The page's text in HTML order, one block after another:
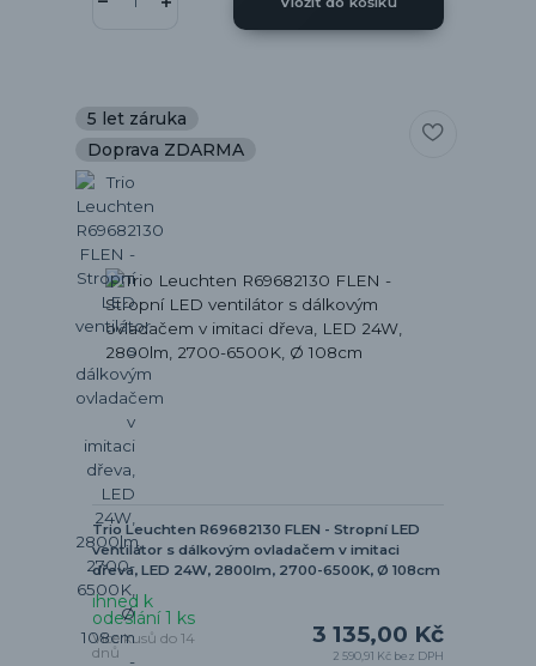
5 let záruka
Doprava ZDARMA
Trio Leuchten R69682130 FLEN - Stropní LED
ventilátor s dálkovým ovladačem v imitaci
dřeva, LED 24W, 2800lm, 2700-6500K, Ø 108cm
3 135,00 Kč
2 590,91 Kč bez DPH
ihned k
odeslání 1 ks
Více kusů do 14
dnů